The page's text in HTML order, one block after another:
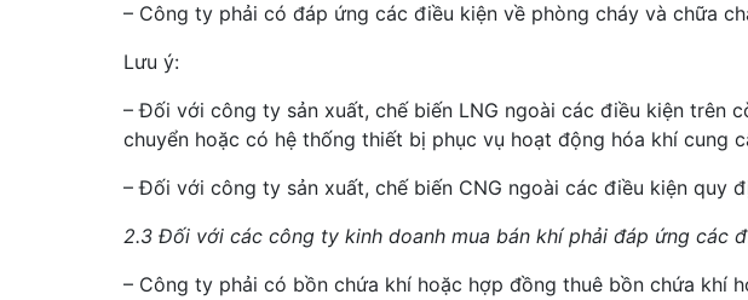
– Công ty phải có đáp ứng các điều kiện về phòng cháy và chữa
Lưu ý:
– Đối với công ty sản xuất, chế biến LNG ngoài các điều kiện trên
chuyển hoặc có hệ thống thiết bị phục vụ hoạt động hóa khí cung
– Đối với công ty sản xuất, chế biến CNG ngoài các điều kiện quy
2.3 Đối với các công ty kinh doanh mua bán khí phải đáp ứng các
– Công ty phải có bồn chứa khí hoặc hợp đồng thuê bồn chứa khí